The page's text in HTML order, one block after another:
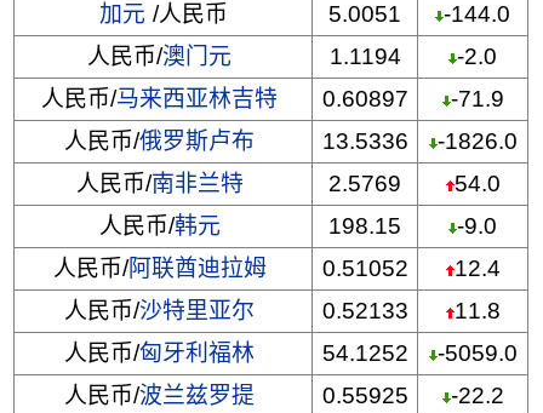
加元 /人民币 5.0051
-144.0
人民币/澳门元 1.1194
-2.0
人民币/马来西亚林吉特 0.60897
-71.9
人民币/俄罗斯卢布 13.5336
-1826.0
人民币/南非兰特 2.5769
54.0
人民币/韩元 198.15
-9.0
人民币/阿联酋迪拉姆 0.51052
12.4
人民币/沙特里亚尔 0.52133
11.8
人民币/匈牙利福林 54.1252
-5059.0
人民币/波兰兹罗提 0.55925
-22.2